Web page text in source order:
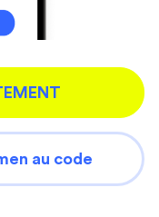
au code